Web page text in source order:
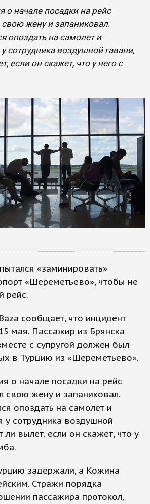
о начале посадки на рейс
жену и запаниковал.
опоздать на самолет и
сотрудника воздушной гавани,
если он скажет, что у него с
«заминировать»
«Шереметьево», чтобы не
рейс.
сообщает, что инцидент
мая. Пассажир из Брянска
с супругой должен был
в Турцию из «Шереметьево».
о начале посадки на рейс
свою жену и запаниковал.
опоздать на самолет и
у сотрудника воздушной
ли вылет, если он скажет, что у
задержали, а Кожина
Стражи порядка
пассажира протокол,